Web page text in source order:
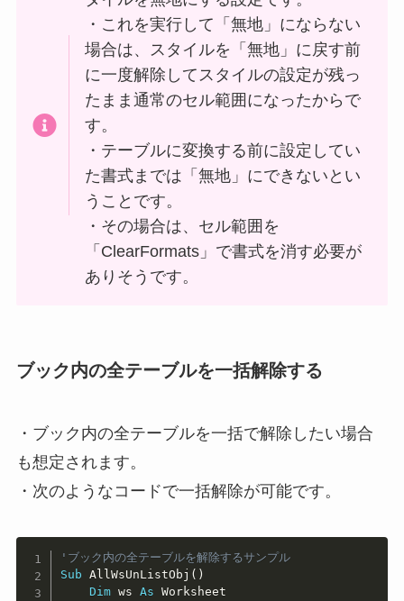
・これを実行して「無地」にならない
場合は、スタイルを「無地」に戻す前
に一度解除してスタイルの設定が残っ
たまま通常のセル範囲になったからで
す。
・テーブルに変換する前に設定してい
た書式までは「無地」にできないとい
うことです。
・その場合は、セル範囲を
「ClearFormats」で書式を消す必要が
ありそうです。
ブック内の全テーブルを一括解除する
・ブック内の全テーブルを一括で解除したい場合
も想定されます。
・次のようなコードで一括解除が可能です。
'ブック内の全テーブルを解除するサンプル
Sub AllWsUnListObj ( )
Dim ws As Worksheet